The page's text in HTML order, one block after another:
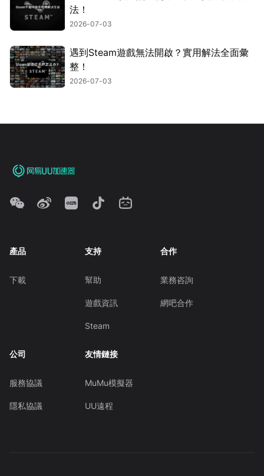
法！
2026-07-03
遇到Steam遊戲無法開啟？實用解法全面彙
整！
2026-07-03
產品
下載
支持
幫助
遊戲資訊
Steam
合作
業務咨詢
網吧合作
公司
服務協議
隱私協議
友情鏈接
MuMu模擬器
UU遠程